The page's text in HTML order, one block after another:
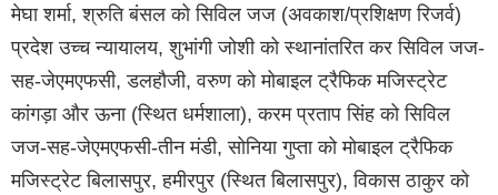
मेघा शर्मा, श्रुति बंसल को सिविल जज (अवकाश/प्रशिक्षण रिजर्व)
प्रदेश उच्च न्यायालय, शुभांगी जोशी को स्थानांतरित कर सिविल जज-
सह-जेएमएफसी, डलहौजी, वरुण को मोबाइल ट्रैफिक मजिस्ट्रेट
कांगड़ा और ऊना (स्थित धर्मशाला), करम प्रताप सिंह को सिविल
जज-सह-जेएमएफसी-तीन मंडी, सोनिया गुप्ता को मोबाइल ट्रैफिक
मजिस्ट्रेट बिलासपुर, हमीरपुर (स्थित बिलासपुर), विकास ठाकुर को